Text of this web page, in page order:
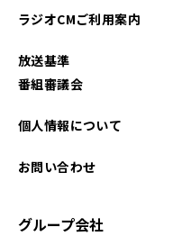
2024年10月
ラジオCMご利用案内
放送基準
番組審議会
個人情報について
お問い合わせ
グループ会社